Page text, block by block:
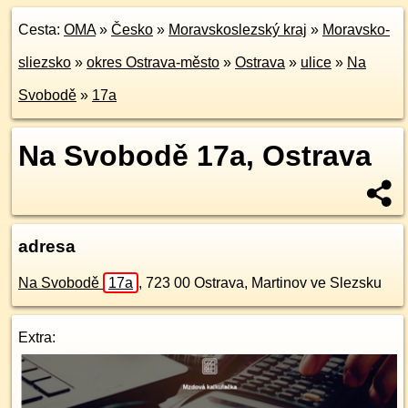
Cesta: OMA» Česko » Moravskoslezský kraj » Moravsko-
sliezsko » okres Ostrava-město » Ostrava » ulice » Na
Svobodě » 17a
Na Svobodě 17a, Ostrava
adresa
Na Svobodě 17a , 723 00 Ostrava, Martinov ve Slezsku
Extra: